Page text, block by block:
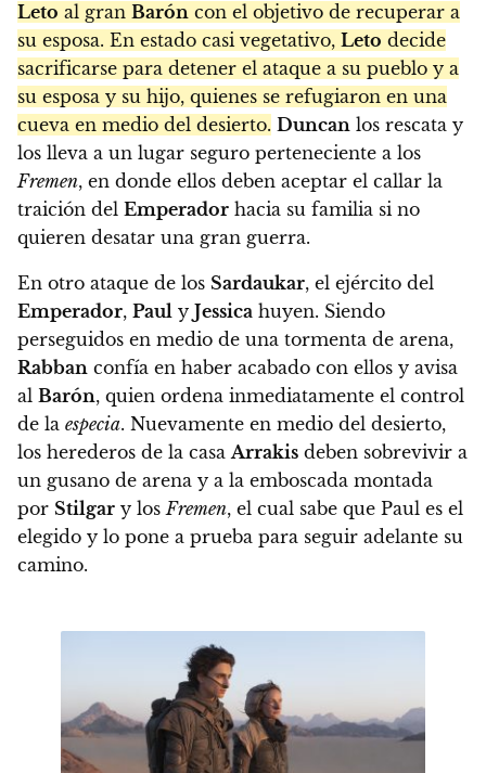
Leto al gran Barón con el objetivo de recuperar a
su esposa. En estado casi vegetativo, Leto decide
sacrificarse para detener el ataque a su pueblo y a
su esposa y su hijo, quienes se refugiaron en una
cueva en medio del desierto. Duncan los rescata y
los lleva a un lugar seguro perteneciente a los
Fremen, en donde ellos deben aceptar el callar la
traición del Emperador hacia su familia si no
quieren desatar una gran guerra.
En otro ataque de los Sardaukar, el ejército del
Emperador, Paul y Jessica huyen. Siendo
perseguidos en medio de una tormenta de arena,
Rabban confía en haber acabado con ellos y avisa
al Barón, quien ordena inmediatamente el control
de la especia. Nuevamente en medio del desierto,
los herederos de la casaArrakis deben sobrevivir a
un gusano de arena y a la emboscada montada
por Stilgar y losFremen, el cual sabe que Paul es el
elegido y lo pone a prueba para seguir adelante su
camino.